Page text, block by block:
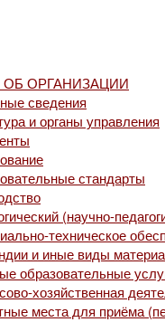
ОРГАНИЗАЦИИ
сведения
и органы управления
стандарты
(научно-
техническое
и иные виды
образовательные
хозяйственная
места для приёма